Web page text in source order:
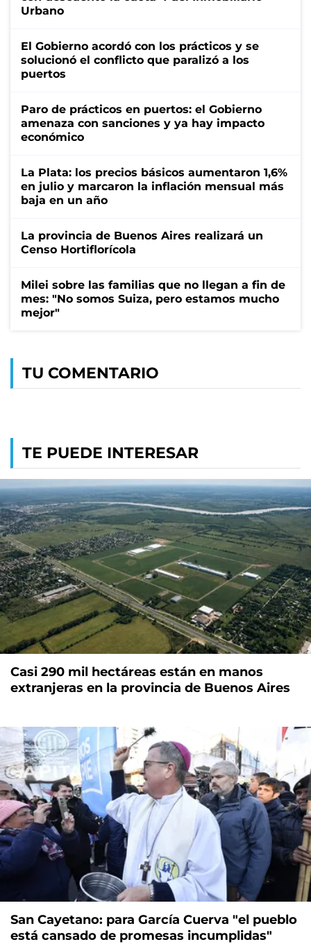
Urbano
El Gobierno acordó con los prácticos y se
solucionó el conflicto que paralizó a los
puertos
Paro de prácticos en puertos: el Gobierno
amenaza con sanciones y ya hay impacto
económico
La Plata: los precios básicos aumentaron 1,6%
en julio y marcaron la inflación mensual más
baja en un año
La provincia de Buenos Aires realizará un
Censo Hortiflorícola
Milei sobre las familias que no llegan a fin de
mes: "No somos Suiza, pero estamos mucho
mejor"
TU COMENTARIO
TE PUEDE INTERESAR
Casi 290 mil hectáreas están en manos
extranjeras en la provincia de Buenos Aires
San Cayetano: para García Cuerva "el pueblo
está cansado de promesas incumplidas"